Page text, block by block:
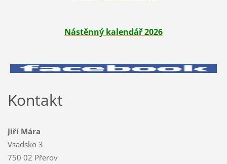
Nástěnný kalendář 2026
Kontakt
Jiří Mára
Vsadsko 3
750 02 Přerov